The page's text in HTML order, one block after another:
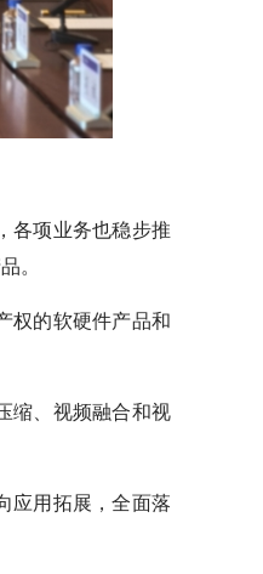
各项业务也稳步推
。
权的软硬件产品和
缩、视频融合和视
应用拓展，全面落